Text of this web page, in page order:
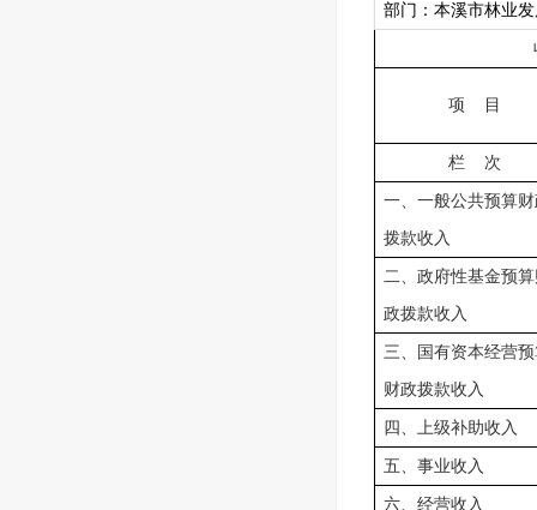
部门：本溪市林业
项 目
栏 次
一、一般公共预算
拨款收入
二、政府性基金预
政拨款收入
三、国有资本经营
财政拨款收入
四、上级补助收入
五、事业收入
六、经营收入